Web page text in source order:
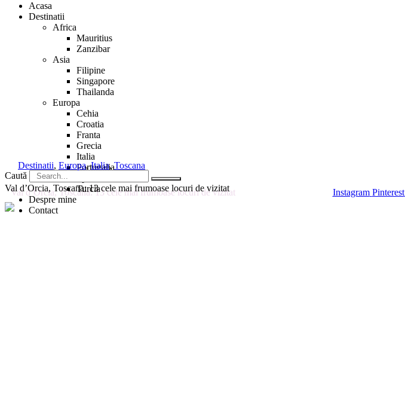
Acasa
Destinatii
Africa
Mauritius
Zanzibar
Asia
Filipine
Singapore
Thailanda
Europa
Cehia
Croatia
Franta
Grecia
Italia
Portugalia
Turcia
Despre mine
Contact
Caută
Instagram Pinterest
Destinatii, Europa,Italia,Toscana
Val d’Orcia, Toscana: 13 cele mai frumoase locuri de vizitat